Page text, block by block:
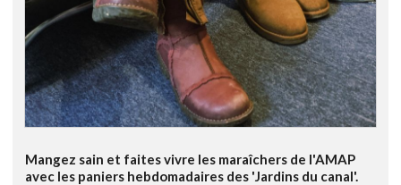
Mangez sain et faites vivre les maraîchers de l'AMAP
avec les paniers hebdomadaires des 'Jardins du canal'.